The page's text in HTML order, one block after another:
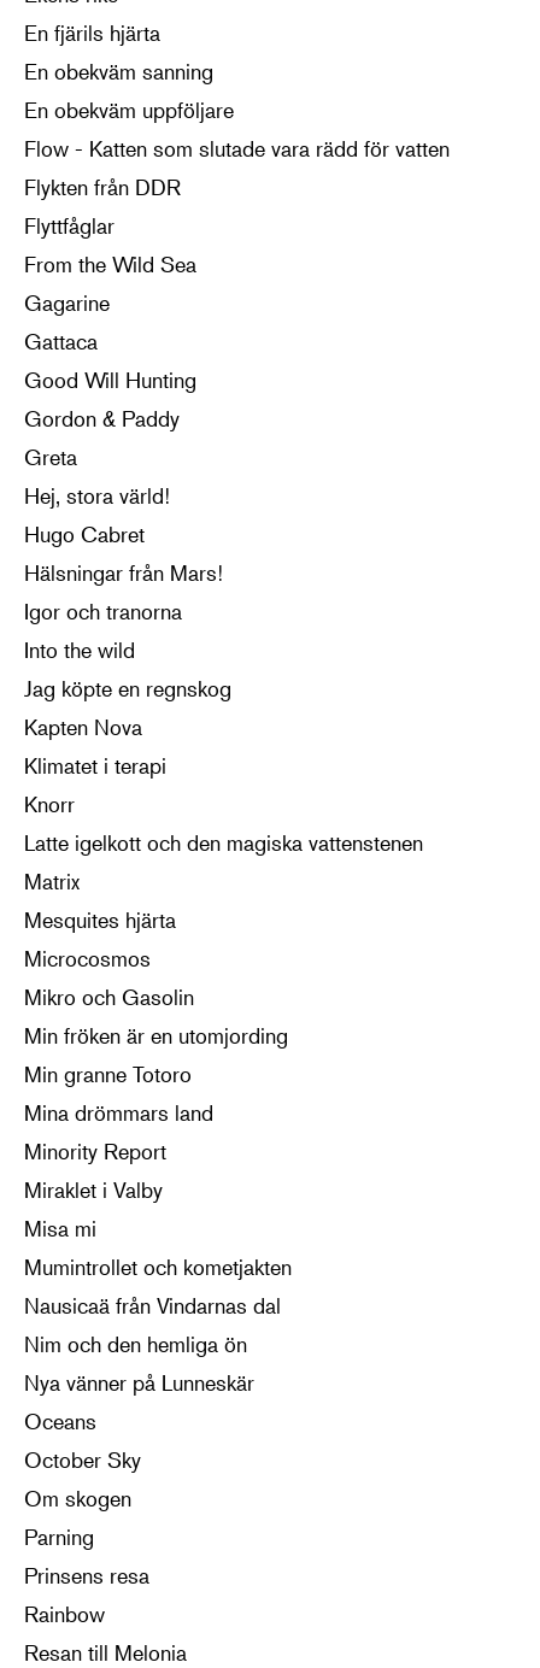
En fjärils hjärta
En obekväm sanning
En obekväm uppföljare
Flow - Katten som slutade vara rädd för vatten
Flykten från DDR
Flyttfåglar
From the Wild Sea
Gagarine
Gattaca
Good Will Hunting
Gordon & Paddy
Greta
Hej, stora värld!
Hugo Cabret
Hälsningar från Mars!
Igor och tranorna
Into the wild
Jag köpte en regnskog
Kapten Nova
Klimatet i terapi
Knorr
Latte igelkott och den magiska vattenstenen
Matrix
Mesquites hjärta
Microcosmos
Mikro och Gasolin
Min fröken är en utomjording
Min granne Totoro
Mina drömmars land
Minority Report
Miraklet i Valby
Misa mi
Mumintrollet och kometjakten
Nausicaä från Vindarnas dal
Nim och den hemliga ön
Nya vänner på Lunneskär
Oceans
October Sky
Om skogen
Parning
Prinsens resa
Rainbow
Resan till Melonia